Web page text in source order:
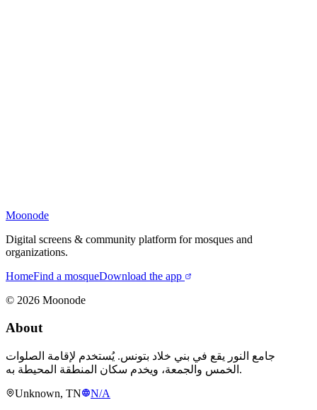
Moonode
Digital screens & community platform for mosques and
organizations.
HomeFind a mosqueDownload the app
© 2026 Moonode
About
جامع النور يقع في بني خلاد بتونس. يُستخدم لإقامة الصلوات
الخمس والجمعة، ويخدم سكان المنطقة المحيطة به.
Unknown, TN
N/A